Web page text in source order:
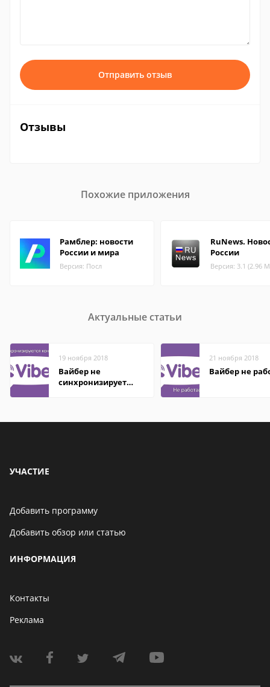
Отправить отзыв
Отзывы
Похожие приложения
Рамблер: новости
России и мира
Версия: Посл
RuNews.
России
Версия: 3.1 (2.96
Актуальные статьи
19 ноября 2018
Вайбер не
синхронизирует
21 ноября 2018
Вайбер не
УЧАСТИЕ
Добавить программу
Добавить обзор или статью
ИНФОРМАЦИЯ
Контакты
Реклама